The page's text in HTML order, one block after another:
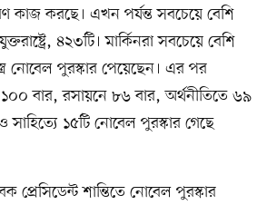
কাজ করছে। এখন পর্যন্ত সবচেয়ে বেশি
৪২৩টি। মার্কিনরা সবচেয়ে বেশি
নোবেল পুরস্কার পেয়েছেন। এর পর
১০০ বার, রসায়নে ৮৬ বার, অর্থনীতিতে ৬৯
সাহিত্যে ১৫টি নোবেল পুরস্কার গেছে
প্রেসিডেন্ট শান্তিতে নোবেল পুরস্কার